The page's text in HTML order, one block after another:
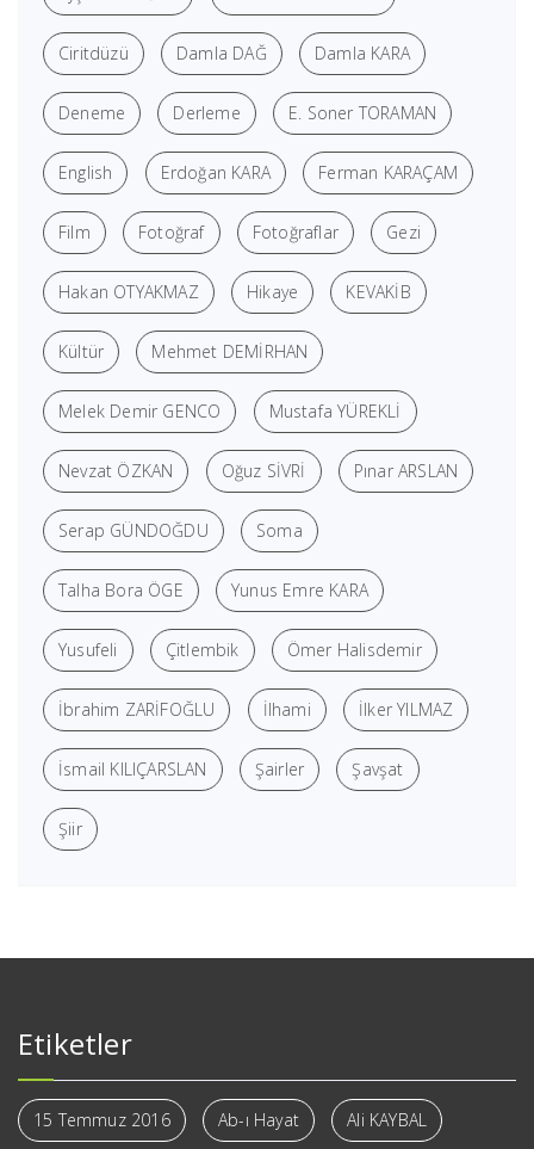
Ciritdüzü Damla DAĞ Damla KARA
Deneme Derleme E. Soner TORAMAN
English Erdoğan KARA Ferman KARAÇAM
Film Fotoğraf Fotoğraflar Gezi
Hakan OTYAKMAZ Hikaye KEVAKİB
Kültür Mehmet DEMİRHAN
Melek Demir GENCO Mustafa YÜREKLİ
Nevzat ÖZKAN Oğuz SİVRİ Pınar ARSLAN
Serap GÜNDOĞDU Soma
Talha Bora ÖGE Yunus Emre KARA
Yusufeli Çitlembik Ömer Halisdemir
İbrahim ZARİFOĞLU İlhami İlker YILMAZ
İsmail KILIÇARSLAN Şairler Şavşat
Şiir
Etiketler
15 Temmuz 2016 Ab-ı Hayat Ali KAYBAL